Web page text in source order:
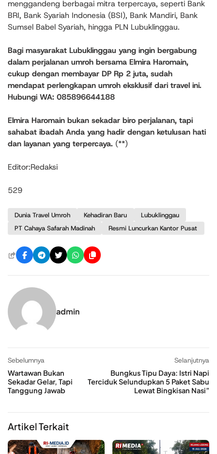
menggandeng berbagai mitra terpercaya, seperti Bank
BRI, Bank Syariah Indonesia (BSI), Bank Mandiri, Bank
Sumsel Babel Syariah, hingga PLN Lubuklinggau.
Bagi masyarakat Lubuklinggau yang ingin bergabung
dalam perjalanan umroh bersama Elmira Haromain,
cukup dengan membayar DP Rp 2 juta, sudah
mendapat perlengkapan umroh eksklusif dari travel ini.
Hubungi WA: 085896644188
Elmira Haromain bukan sekadar biro perjalanan, tapi
sahabat ibadah Anda yang hadir dengan ketulusan hati
dan layanan yang terpercaya. (**)
Editor:Redaksi
529
Dunia Travel Umroh Kehadiran Baru
Lubuklinggau
PT Cahaya Safarah Madinah
Resmi Luncurkan Kantor Pusat
admin
Sebelumnya
Wartawan Bukan
Sekadar Gelar, Tapi
Tanggung Jawab
Selanjutnya
Bungkus Tipu Daya: Istri Napi
Terciduk Selundupkan 5 Paket Sabu
Lewat Bingkisan Nasi”
Artikel Terkait